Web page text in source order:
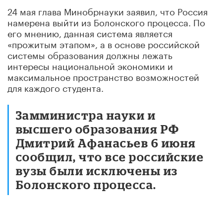
24 мая глава Минобрнауки заявил, что Россия
намерена выйти из Болонского процесса. По
его мнению, данная система является
«прожитым этапом», а в основе российской
системы образования должны лежать
интересы национальной экономики и
максимальное пространство возможностей
для каждого студента.
Замминистра науки и
высшего образования РФ
Дмитрий Афанасьев 6 июня
сообщил, что все российские
вузы были исключены из
Болонского процесса.